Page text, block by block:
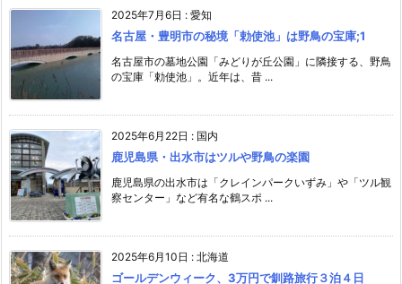
2025年7月6日 : 愛知
名古屋・豊明市の秘境「勅使池」は野鳥の宝庫;1
名古屋市の墓地公園「みどりが丘公園」に隣接する、野鳥
の宝庫「勅使池」。近年は、昔 ...
2025年6月22日 : 国内
鹿児島県・出水市はツルや野鳥の楽園
鹿児島県の出水市は「クレインパークいずみ」や「ツル観
察センター」など有名な鶴スポ ...
2025年6月10日 : 北海道
ゴールデンウィーク、3万円で釧路旅行３泊４日